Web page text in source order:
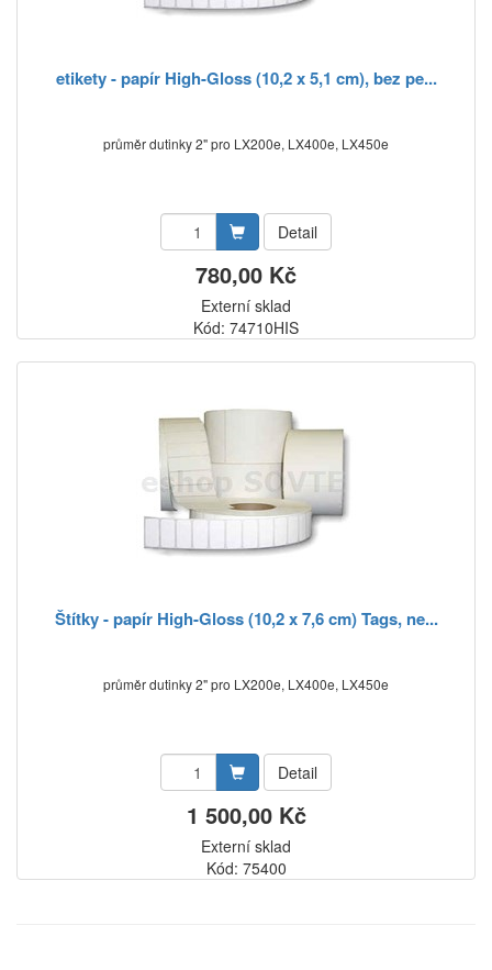
etikety - papír High-Gloss (10,2 x 5,1 cm), bez pe...
průměr dutinky 2" pro LX200e, LX400e, LX450e
Detail
780,00 Kč
Externí sklad
Kód: 74710HIS
Štítky - papír High-Gloss (10,2 x 7,6 cm) Tags, ne...
průměr dutinky 2" pro LX200e, LX400e, LX450e
Detail
1 500,00 Kč
Externí sklad
Kód: 75400